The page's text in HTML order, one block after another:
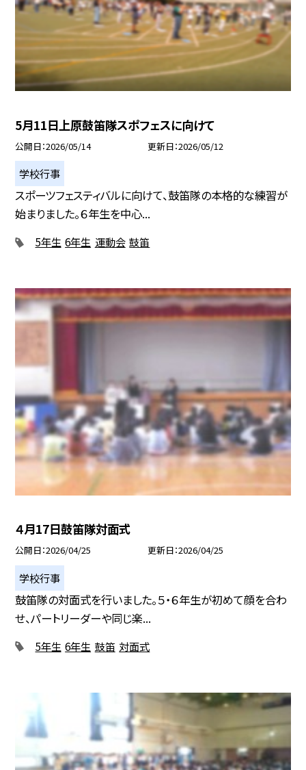
5月11日上原鼓笛隊スポフェスに向けて
公開日 2026/05/14 更新日 2026/05/12
学校行事
スポーツフェスティバルに向けて、鼓笛隊の本格的な練習が
始まりました。６年生を中心...
5年生 6年生 運動会 鼓笛
４月17日鼓笛隊対面式
公開日 2026/04/25 更新日 2026/04/25
学校行事
鼓笛隊の対面式を行いました。５・６年生が初めて顔を合わ
せ、パートリーダーや同じ楽...
5年生 6年生 鼓笛 対面式